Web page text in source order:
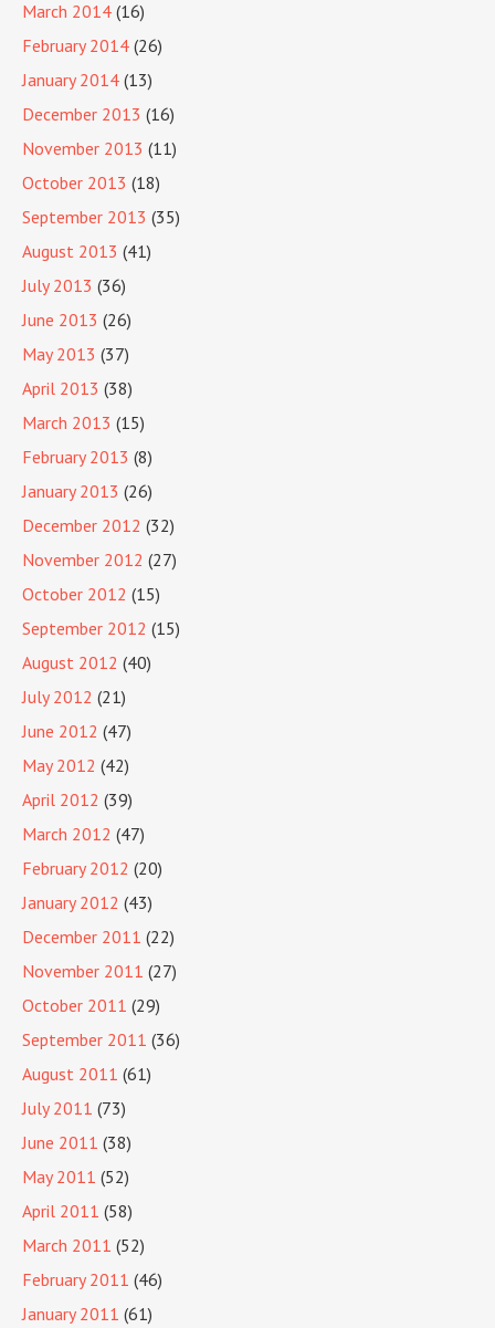
March 2014 (16)
February 2014 (26)
January 2014 (13)
December 2013 (16)
November 2013 (11)
October 2013 (18)
September 2013 (35)
August 2013 (41)
July 2013 (36)
June 2013 (26)
May 2013 (37)
April 2013 (38)
March 2013 (15)
February 2013 (8)
January 2013 (26)
December 2012 (32)
November 2012 (27)
October 2012 (15)
September 2012 (15)
August 2012 (40)
July 2012 (21)
June 2012 (47)
May 2012 (42)
April 2012 (39)
March 2012 (47)
February 2012 (20)
January 2012 (43)
December 2011 (22)
November 2011 (27)
October 2011 (29)
September 2011 (36)
August 2011 (61)
July 2011 (73)
June 2011 (38)
May 2011 (52)
April 2011 (58)
March 2011 (52)
February 2011 (46)
January 2011 (61)